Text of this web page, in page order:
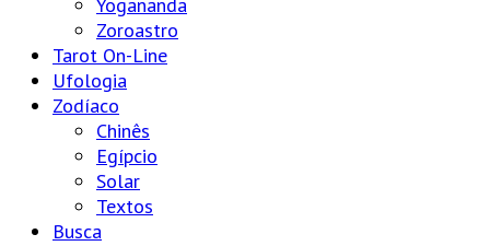
Yogananda
Zoroastro
Tarot On-Line
Ufologia
Zodíaco
Chinês
Egípcio
Solar
Textos
Busca